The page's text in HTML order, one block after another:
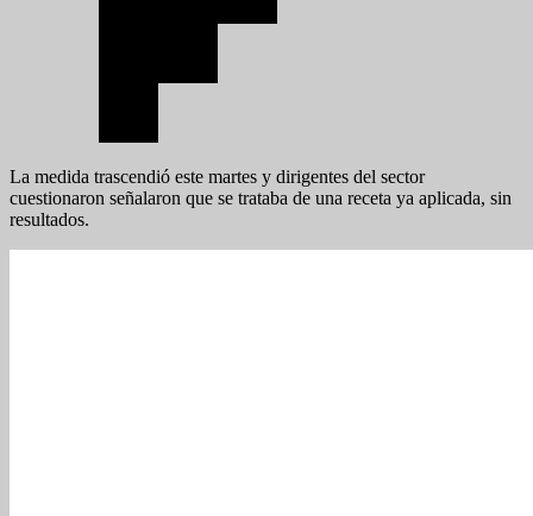
La medida trascendió este martes y dirigentes del sector
cuestionaron señalaron que se trataba de una receta ya aplicada, sin
resultados.